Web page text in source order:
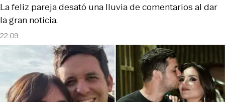
22:09
La feliz pareja desató una lluvia de comentarios al dar
la gran noticia.